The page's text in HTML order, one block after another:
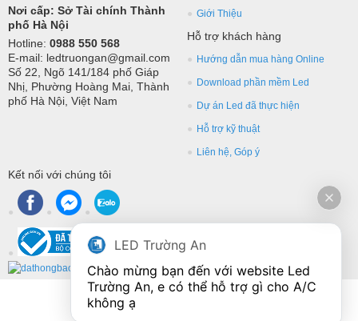
Nơi cấp: Sở Tài chính Thành
phố Hà Nội
Hotline: 0988 550 568
E-mail: ledtruongan@gmail.com
Số 22, Ngõ 141/184 phố Giáp
Nhị, Phường Hoàng Mai, Thành
phố Hà Nội, Việt Nam
Giới Thiệu
Hỗ trợ khách hàng
Hướng dẫn mua hàng Online
Download phần mềm Led
Dự án Led đã thực hiện
Hỗ trợ kỹ thuật
Liên hệ, Góp ý
Kết nối với chúng tôi
LED Trường An
Chào mừng bạn đến với website Led
Trường An, e có thể hỗ trợ gì cho A/C
không ạ